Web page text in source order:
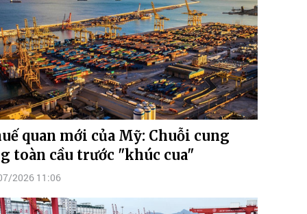
quan mới của Mỹ: Chuỗi cung
toàn cầu trước "khúc cua"
2026 11:06